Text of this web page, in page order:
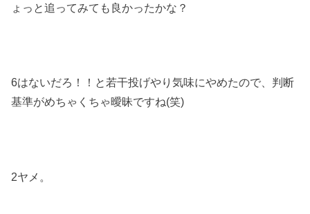
ょっと追ってみても良かったかな？
6はないだろ！！と若干投げやり気味にやめたので、判断
基準がめちゃくちゃ曖昧ですね(笑)
2ヤメ。